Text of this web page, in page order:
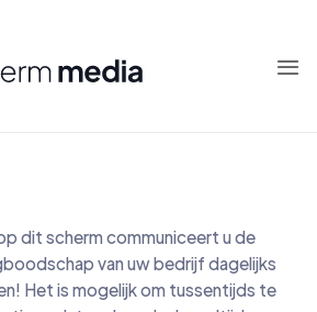
dit scherm communiceert u de
van uw bedrijf dagelijks
Het is mogelijk om tussentijds te